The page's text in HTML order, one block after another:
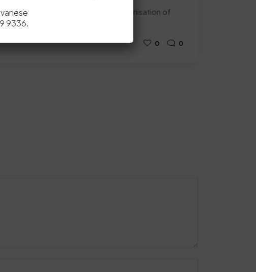
currently in charge of the organisation of
0 0
9336.